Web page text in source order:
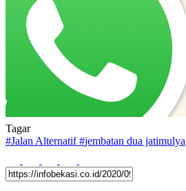
Tagar
#Jalan Alternatif#jembatan dua jatimulya